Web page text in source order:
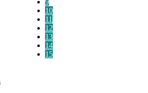
10
11
12
13
14
15